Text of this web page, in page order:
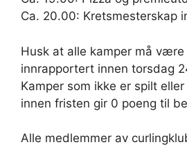
Ca. 20.00: Kretsmesterskap
Husk at alle kamper må være
innrapportert innen torsdag
Kamper som ikke er spilt
innen fristen gir 0 poeng til
Alle medlemmer av